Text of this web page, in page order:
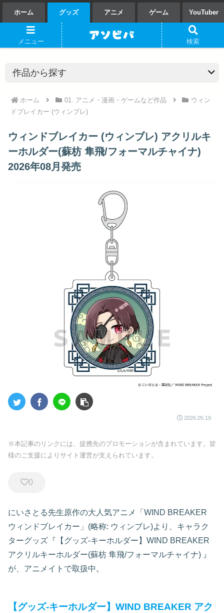
ホーム グッズ アニメ ゲーム YouTuber
ホーム 01. アニメ・漫画・ゲームなど作品
ウィン
ドブレイカー (ウィンブレ)
ウィンドブレイカー (ウィンブレ) アクリルキ
ーホルダー(蘇枋 隼飛/フォーマルチャイナ)
2026年08月発売
2026.05.19
※本記事のリンクには、提携先のプロモーションが含まれています。皆
様のご支援によりサイト運営が支えられています。
0
にいさとる先生原作の大人気アニメ「WIND BREAKER
ウィンドブレイカー」(略称: ウィンブレ)より、キャラク
ターグッズ『【グッズ-キーホルダー】WIND BREAKER
アクリルキーホルダー(蘇枋 隼飛/フォーマルチャイナ) 』
が、アニメイトで取扱中。
【グッズ-キーホルダー】WIND BREAKER アク
メニュー 検索